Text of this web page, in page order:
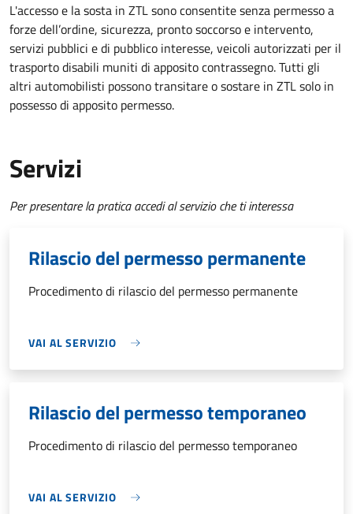
L'accesso e la sosta in ZTL sono consentite senza permesso a
forze dell’ordine, sicurezza, pronto soccorso e intervento,
servizi pubblici e di pubblico interesse, veicoli autorizzati per il
trasporto disabili muniti di apposito contrassegno. Tutti gli
altri automobilisti possono transitare o sostare in ZTL solo in
possesso di apposito permesso.
Servizi
Per presentare la pratica accedi al servizio che ti interessa
Rilascio del permesso permanente
Procedimento di rilascio del permesso permanente
VAI AL SERVIZIO
Rilascio del permesso temporaneo
Procedimento di rilascio del permesso temporaneo
VAI AL SERVIZIO